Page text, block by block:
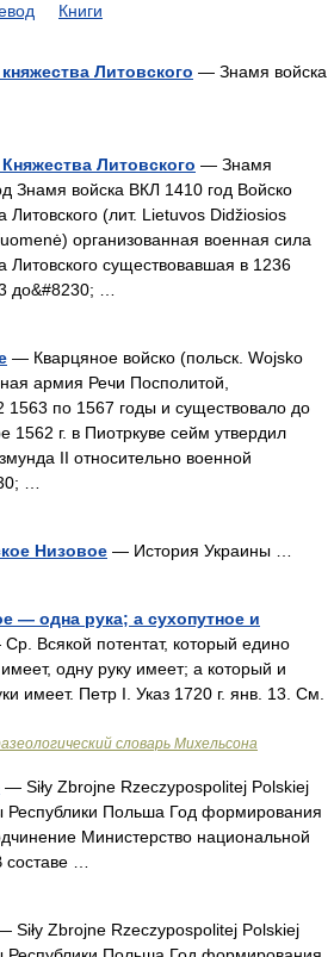
Книги
Литовского — Знамя войска
Литовского — Знамя
Знамя войска ВКЛ 1410 год Войско
Литовского (лит. Lietuvos Didžiosios
организованная военная сила
Литовского существовавшая в 1236
до&#8230; …
— Кварцяное войско (польск. Wojsko
армия Речи Посполитой,
1563 по 1567 годы и существовало до
1562 г. в Пиотркуве сейм утвердил
II относительно военной
…
Низовое — История Украины …
— одна рука; а сухопутное и
Всякой потентат, который едино
одну руку имеет; а который и
имеет. Петр I. Указ 1720 г. янв. 13. См.
словарь Михельсона
— Siły Zbrojne Rzeczypospolitej Polskiej
Республики Польша Год формирования
Министерство национальной
…
Siły Zbrojne Rzeczypospolitej Polskiej